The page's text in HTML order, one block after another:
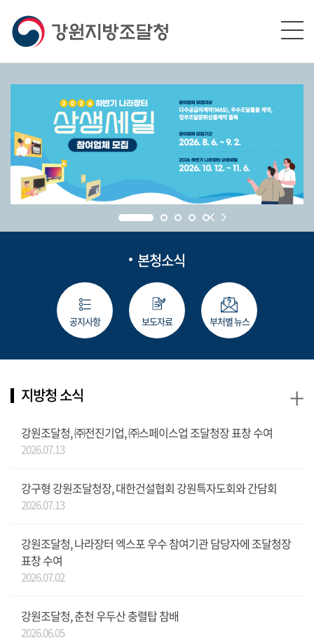
본청소식
공지사항 보도자료 부처별 뉴스
지방청 소식
강원조달청, ㈜전진기업, ㈜스페이스업 조달청장 표창 수여
2026.07.13
강구형 강원조달청장, 대한건설협회 강원특자도회와 간담회
2026.07.13
강원조달청, 나라장터 엑스포 우수 참여기관 담당자에 조달청장
표창 수여
2026.07.02
강원조달청, 춘천 우두산 충렬탑 참배
2026.06.05
+